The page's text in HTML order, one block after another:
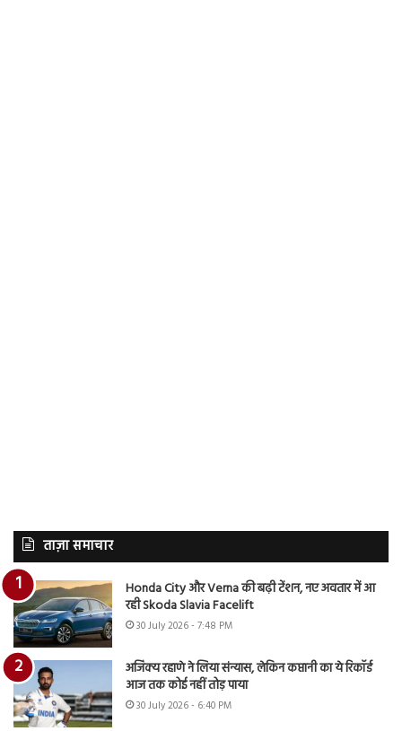
ताज़ा समाचार
Honda City और Verna की बढ़ी टेंशन, नए अवतार में आ
रही Skoda Slavia Facelift
30 July 2026 - 7:48 PM
अजिंक्य रहाणे ने लिया संन्यास, लेकिन कप्तानी का ये रिकॉर्ड
आज तक कोई नहीं तोड़ पाया
30 July 2026 - 6:40 PM